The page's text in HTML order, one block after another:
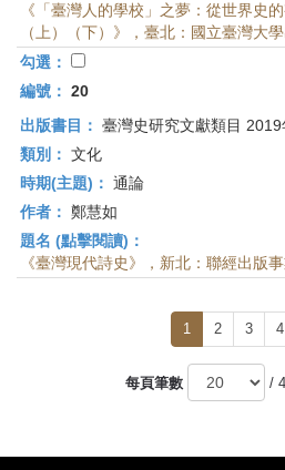
《「臺灣人的學校」之夢：從世界史
（上）（下）》，臺北：國立臺灣大
勾選：
編號： 20
出版書目： 臺灣史研究文獻類目 2019
類別： 文化
時期(主題)： 通論
作者： 鄭慧如
題名 (點擊閱讀)：
《臺灣現代詩史》，新北：聯經出版
1 2 3 4
每頁筆數
/